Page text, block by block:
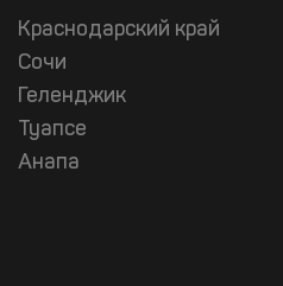
Краснодарский край
Сочи
Геленджик
Туапсе
Анапа